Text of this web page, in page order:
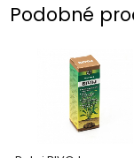
Podobné